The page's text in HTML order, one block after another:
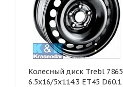
Колесный диск Trebl 7865
6.5x16/5x114.3 ET45 D60.1